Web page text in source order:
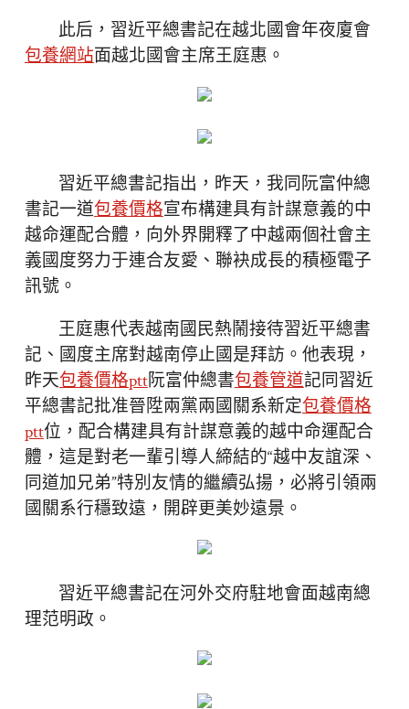
此后，習近平總書記在越北國會年夜廈會
包養網站面越北國會主席王庭惠。
習近平總書記指出，昨天，我同阮富仲總
書記一道包養價格宣布構建具有計謀意義的中
越命運配合體，向外界開釋了中越兩個社會主
義國度努力于連合友愛、聯袂成長的積極電子
訊號。
王庭惠代表越南國民熱鬧接待習近平總書
記、國度主席對越南停止國是拜訪。他表現，
昨天包養價格ptt阮富仲總書包養管道記同習近
平總書記批准晉陞兩黨兩國關系新定包養價格
ptt位，配合構建具有計謀意義的越中命運配合
體，這是對老一輩引導人締結的“越中友誼深、
同道加兄弟”特別友情的繼續弘揚，必將引領兩
國關系行穩致遠，開辟更美妙遠景。
習近平總書記在河外交府駐地會面越南總
理范明政。